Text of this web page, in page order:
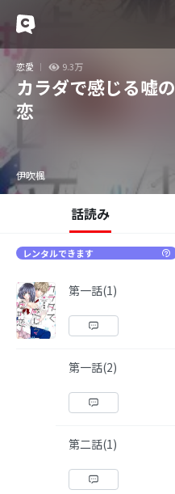
恋愛 9.3万
カラダで感じる嘘の
恋
伊吹楓
話読み
レンタルできます
第一話(1)
第一話(2)
第二話(1)